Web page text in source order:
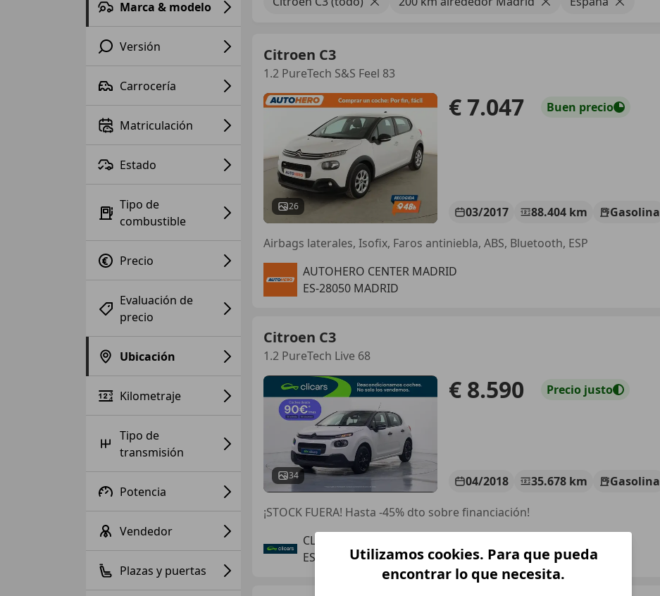
Marca & modelo
Versión
Carrocería
Matriculación
Estado
Tipo de
combustible
Precio
Evaluación de
precio
Ubicación
Kilometraje
Tipo de
transmisión
Potencia
Vendedor
Plazas y puertas
Citroen C3
1.2 PureTech S&S Feel 83
26
€ 7.047 Buen precio
03/2017 88.404 km Gasolina
Airbags laterales, Isofix, Faros antiniebla, ABS, Bluetooth, ESP
AUTOHERO CENTER MADRID
ES-28050 MADRID
Citroen C3
1.2 PureTech Live 68
34
€ 8.590 Precio justo
04/2018 35.678 km Gasolina
¡STOCK FUERA! Hasta -45% dto sobre financiación!
CLICARS MADRID
ES-28021 MADRIDUtilizamos cookies. Para que pueda
encontrar lo que necesita.